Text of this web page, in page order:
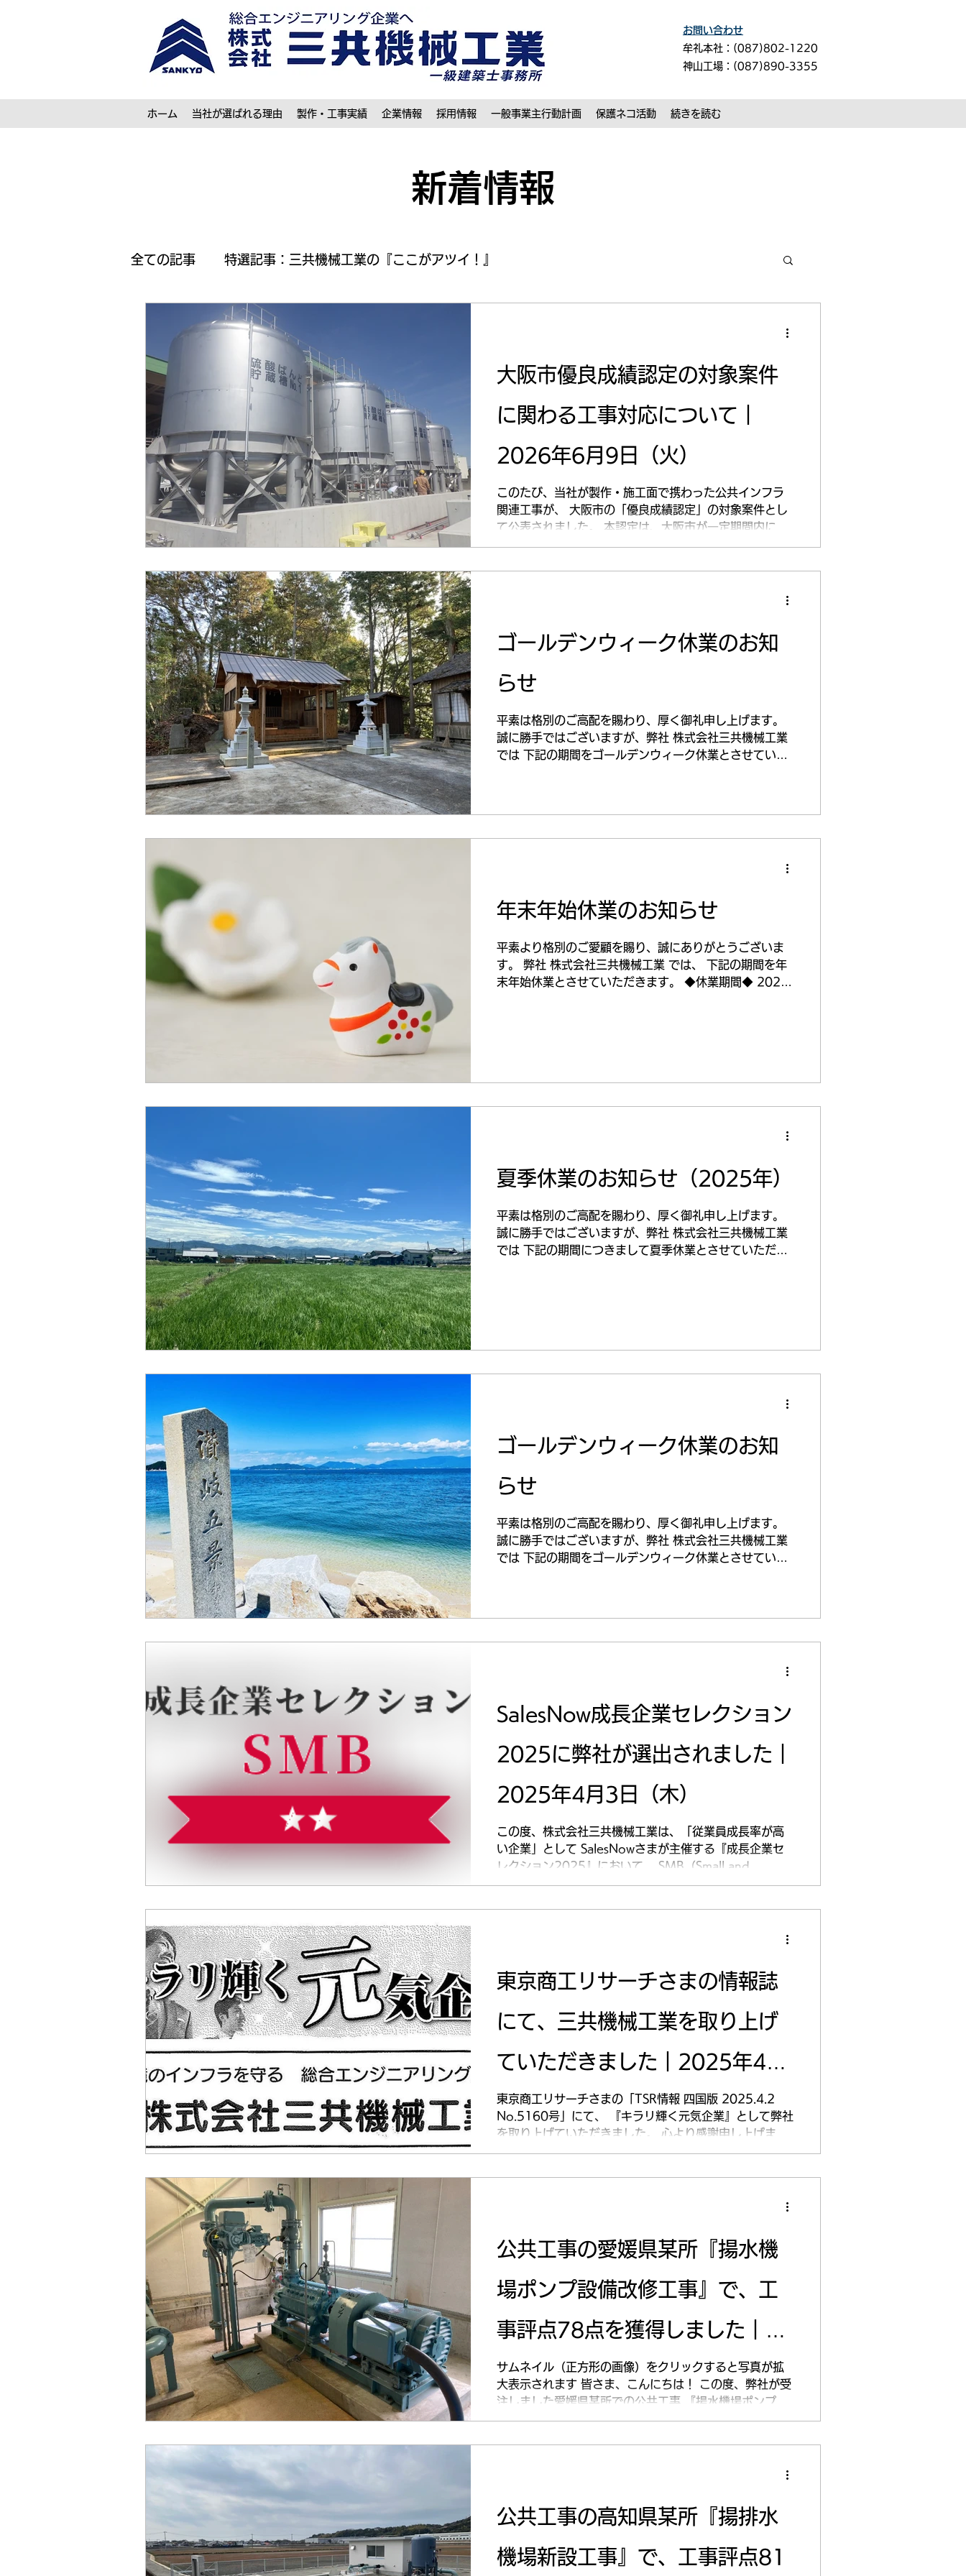
お問い合わせ
牟礼本社：(087)802-1220
神山工場：(087)890-3355
ホーム 当社が選ばれる理由 製作・工事実績 企業情報 採用情報 一般事業主行動計画 保護ネコ活動 続きを読む
​新着情報
全ての記事 特選記事：三共機械工業の『ここがアツイ！』
大阪市優良成績認定の対象案件
に関わる工事対応について｜
2026年6月9日（火）
このたび、当社が製作・施工面で携わった公共インフラ
関連工事が、 大阪市の「優良成績認定」の対象案件とし
て公表されました。 本認定は、大阪市が一定期間内に竣
度、品質管理、工程調整、現場対応力が重要となりま
す。 今回の公表は、当社が日頃から取り組んでいる品質
れた結果の一つと受け止めております。 今後も、社会イ
で培った技術と経験を活かし、 安全・品質・納期を重視
した製品づくりと施工対応に努めてまいります。
ゴールデンウィーク休業のお知
らせ
平素は格別のご高配を賜わり、厚く御礼申し上げます。
誠に勝手ではございますが、弊社 株式会社三共機械工業
では 下記の期間をゴールデンウィーク休業とさせていた
年末年始休業のお知らせ
平素より格別のご愛顧を賜り、誠にありがとうございま
す。 弊社 株式会社三共機械工業 では、 下記の期間を年
末年始休業とさせていただきます。 ◆休業期間◆ 2025
き、誠にありがとうございました。 来年も変わらぬお引
夏季休業のお知らせ（2025年）
平素は格別のご高配を賜わり、厚く御礼申し上げます。
誠に勝手ではございますが、弊社 株式会社三共機械工業
では 下記の期間につきまして夏季休業とさせていただき
ゴールデンウィーク休業のお知
らせ
平素は格別のご高配を賜わり、厚く御礼申し上げます。
誠に勝手ではございますが、弊社 株式会社三共機械工業
では 下記の期間をゴールデンウィーク休業とさせていた
SalesNow成長企業セレクション
2025に弊社が選出されました｜
2025年4月3日（木）
この度、株式会社三共機械工業は、「従業員成長率が高
い企業」として SalesNowさまが主催する『成長企業セ
レクション2025』において、 SMB（Small and
Medium Business）カテゴリーでDouble に 選出された
東京商工リサーチさまの情報誌
にて、三共機械工業を取り上げ
ていただきました｜2025年4月
2日（水）
東京商工リサーチさまの「TSR情報 四国版 2025.4.2
No.5160号」にて、 『キラリ輝く元気企業』として弊社
を取り上げていただきました。 心より感謝申し上げま
公共工事の愛媛県某所『揚水機
場ポンプ設備改修工事』で、工
事評点78点を獲得しました｜
2025年3月31日（月）
サムネイル（正方形の画像）をクリックすると写真が拡
大表示されます 皆さま、こんにちは！ この度、弊社が受
注しました愛媛県某所での公共工事 『揚水機場ポンプ設
備改修工事』が無事に完了いたしました。 3月27日に完
公共工事の高知県某所『揚排水
機場新設工事』で、工事評点81